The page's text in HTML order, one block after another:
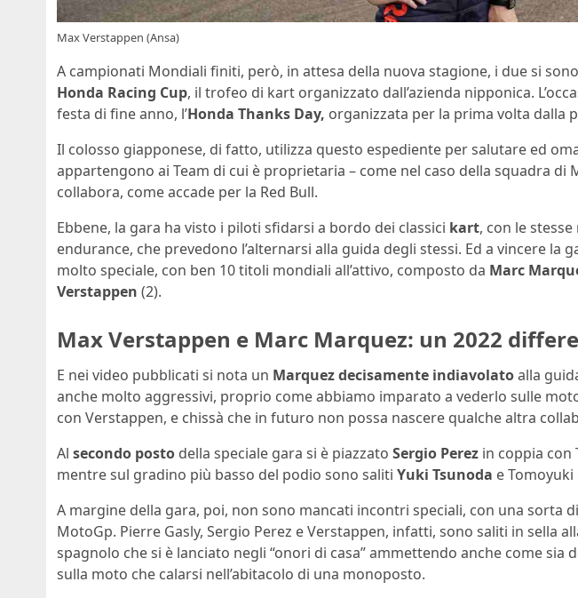
Max Verstappen (Ansa)
A campionati Mondiali finiti, però, in attesa della nuova stagione, i due si
Honda Racing Cup, il trofeo di kart organizzato dall’azienda nipponica.
festa di fine anno, l’Honda Thanks Day, organizzata per la prima volta dalla
Il colosso giapponese, di fatto, utilizza questo espediente per salutare ed
appartengono ai Team di cui è proprietaria – come nel caso della squadra di
collabora, come accade per la Red Bull.
Ebbene, la gara ha visto i piloti sfidarsi a bordo dei classici kart, con le
endurance, che prevedono l’alternarsi alla guida degli stessi. Ed a vincere la
molto speciale, con ben 10 titoli mondiali all’attivo, composto da Marc
Verstappen (2).
Max Verstappen e Marc Marquez: un 2022
E nei video pubblicati si nota un Marquez decisamente indiavolatoalla
anche molto aggressivi, proprio come abbiamo imparato a vederlo sulle
con Verstappen, e chissà che in futuro non possa nascere qualche altra
Al secondo posto della speciale gara si è piazzato Sergio Perez in coppia con
mentre sul gradino più basso del podio sono saliti Yuki Tsunoda e Tomoyuki
A margine della gara, poi, non sono mancati incontri speciali, con una sorta
MotoGp. Pierre Gasly, Sergio Perez e Verstappen, infatti, sono saliti in sella
spagnolo che si è lanciato negli “onori di casa” ammettendo anche come sia
sulla moto che calarsi nell’abitacolo di una monoposto.